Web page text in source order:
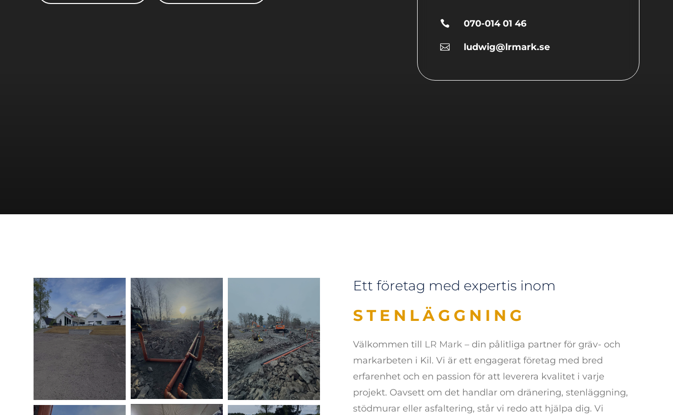
 070-014 01 46
 ludwig@lrmark.se
Ett företag med expertis inom
DRÄNERING
Välkommen till LR Mark – din pålitliga partner för gräv- och
markarbeten i Kil. Vi är ett engagerat företag med bred
erfarenhet och en passion för att leverera kvalitet i varje
projekt. Oavsett om det handlar om dränering, stenläggning,
stödmurar eller asfaltering, står vi redo att hjälpa dig. Vi